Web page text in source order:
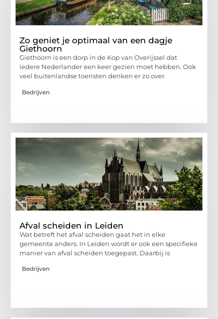
Zo geniet je optimaal van een dagje
Giethoorn
Giethoorn is een dorp in de Kop van Overijssel dat
iedere Nederlander een keer gezien moet hebben. Ook
veel buitenlandse toeristen denken er zo over.
Bedrijven
Afval scheiden in Leiden
Wat betreft het afval scheiden gaat het in elke
gemeente anders. In Leiden wordt er ook een specifieke
manier van afval scheiden toegepast. Daarbij is
Bedrijven